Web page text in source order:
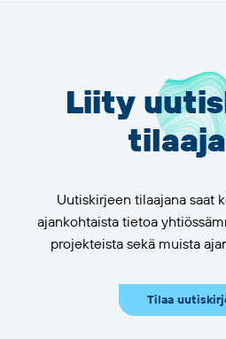
Liity
Uutiskirjeen tilaajana saat
ajankohtaista tietoa
projekteista sekä muista
Tilaa